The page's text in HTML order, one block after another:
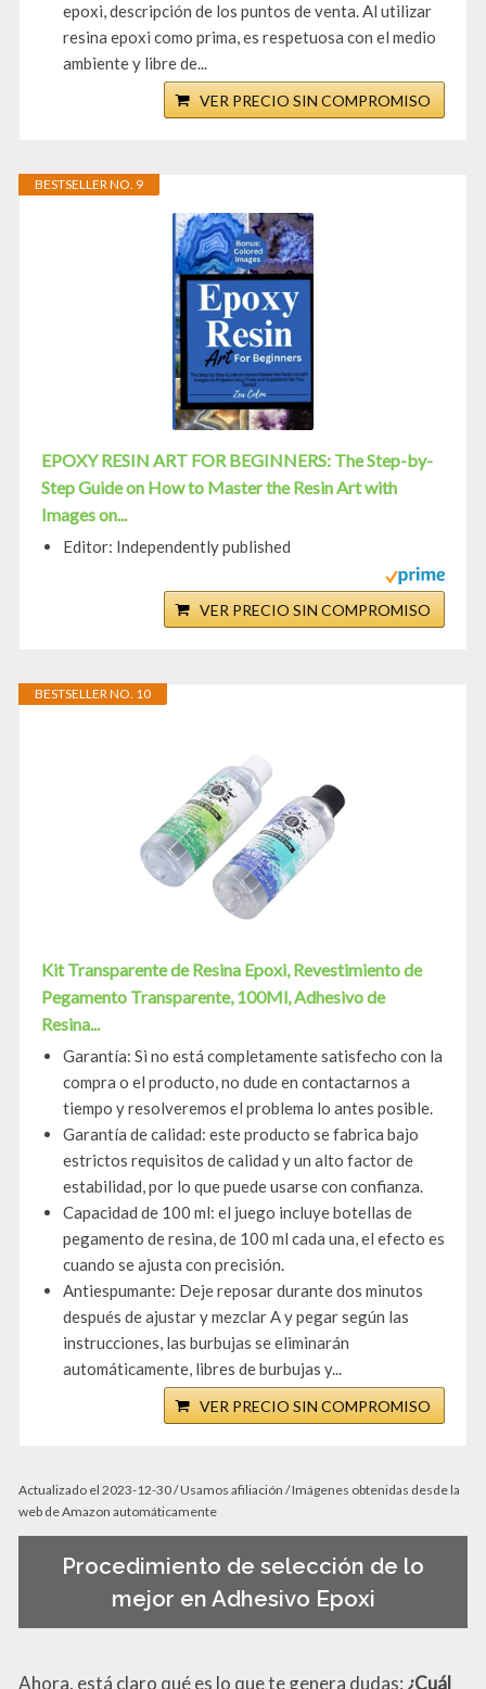
epoxi, descripción de los puntos de venta. Al utilizar
resina epoxi como prima, es respetuosa con el medio
ambiente y libre de...
VER PRECIO SIN COMPROMISO
BESTSELLER NO. 9
EPOXY RESIN ART FOR BEGINNERS: The Step-by-
Step Guide on How to Master the Resin Art with
Images on...
Editor: Independently published
VER PRECIO SIN COMPROMISO
BESTSELLER NO. 10
Kit Transparente de Resina Epoxi, Revestimiento de
Pegamento Transparente, 100Ml, Adhesivo de
Resina...
Garantía: Si no está completamente satisfecho con la
compra o el producto, no dude en contactarnos a
tiempo y resolveremos el problema lo antes posible.
Garantía de calidad: este producto se fabrica bajo
estrictos requisitos de calidad y un alto factor de
estabilidad, por lo que puede usarse con confianza.
Capacidad de 100 ml: el juego incluye botellas de
pegamento de resina, de 100 ml cada una, el efecto es
cuando se ajusta con precisión.
Antiespumante: Deje reposar durante dos minutos
después de ajustar y mezclar A y pegar según las
instrucciones, las burbujas se eliminarán
automáticamente, libres de burbujas y...
VER PRECIO SIN COMPROMISO
Actualizado el 2023-12-30 / Usamos afiliación / Imágenes obtenidas desde la
web de Amazon automáticamente
Procedimiento de selección de lo
mejor en Adhesivo Epoxi
Ahora, está claro qué es lo que te genera dudas: ¿Cuál